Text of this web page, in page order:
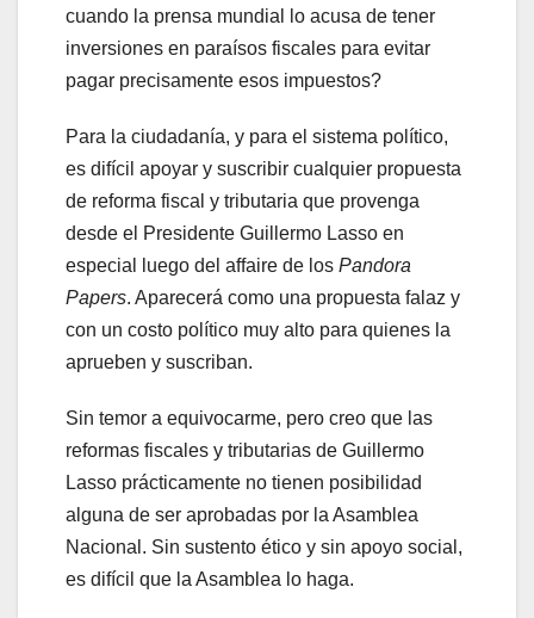
cuando la prensa mundial lo acusa de tener
inversiones en paraísos fiscales para evitar
pagar precisamente esos impuestos?
Para la ciudadanía, y para el sistema político,
es difícil apoyar y suscribir cualquier propuesta
de reforma fiscal y tributaria que provenga
desde el Presidente Guillermo Lasso en
especial luego del affaire de los Pandora
Papers. Aparecerá como una propuesta falaz y
con un costo político muy alto para quienes la
aprueben y suscriban.
Sin temor a equivocarme, pero creo que las
reformas fiscales y tributarias de Guillermo
Lasso prácticamente no tienen posibilidad
alguna de ser aprobadas por la Asamblea
Nacional. Sin sustento ético y sin apoyo social,
es difícil que la Asamblea lo haga.